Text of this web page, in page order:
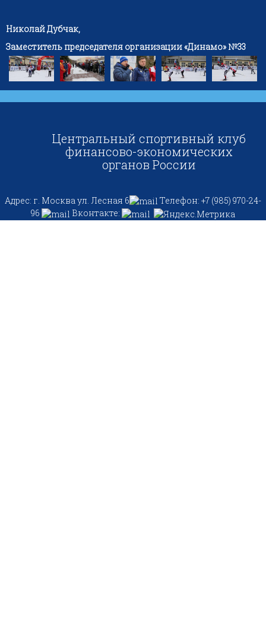
Николай Дубчак,
Заместитель председателя организации «Динамо» №33
Центральный спортивный клуб
финансово-экономических
органов России
Адрес: г. Москва ул. Лесная 6
Телефон: +7 (985) 970-24-
96
Вконтакте: